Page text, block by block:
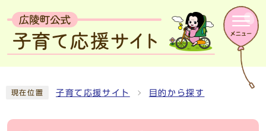
現在位置 子育て応援サイト 目的から探す